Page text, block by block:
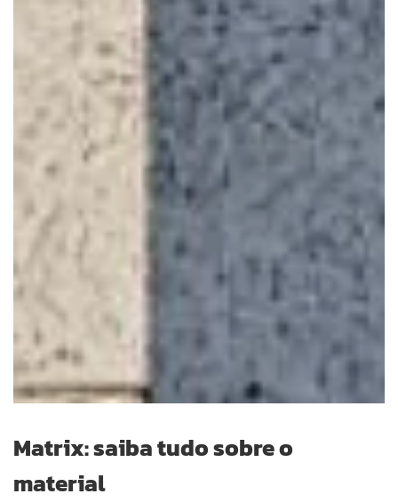
Matrix: saiba tudo sobre o
material